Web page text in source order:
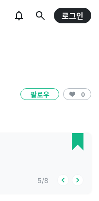
로그인
팔로우 0
5/8